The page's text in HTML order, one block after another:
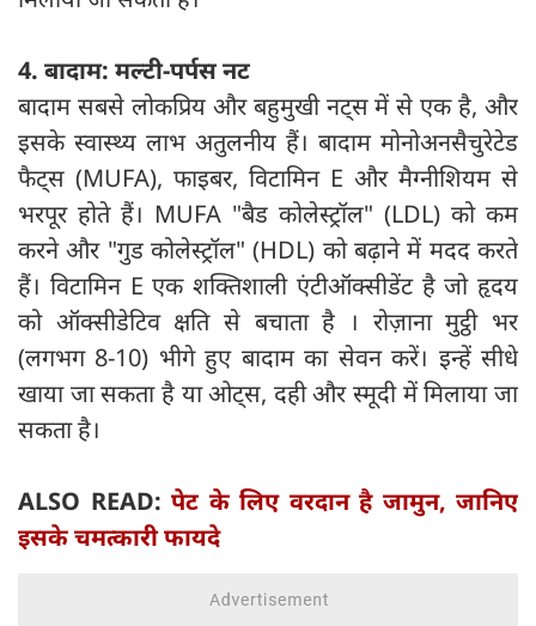
4. बादाम: मल्टी-पर्पस नट
बादाम सबसे लोकप्रिय और बहुमुखी नट्स में से एक है, और
इसके स्वास्थ्य लाभ अतुलनीय हैं। बादाम मोनोअनसैचुरेटेड
फैट्स (MUFA), फाइबर, विटामिन E और मैग्नीशियम से
भरपूर होते हैं। MUFA "बैड कोलेस्ट्रॉल" (LDL) को कम
करने और "गुड कोलेस्ट्रॉल" (HDL) को बढ़ाने में मदद करते
हैं। विटामिन E एक शक्तिशाली एंटीऑक्सीडेंट है जो हृदय
को ऑक्सीडेटिव क्षति से बचाता है । रोज़ाना मुट्ठी भर
(लगभग 8-10) भीगे हुए बादाम का सेवन करें। इन्हें सीधे
खाया जा सकता है या ओट्स, दही और स्मूदी में मिलाया जा
सकता है।
ALSO READ: पेट के लिए वरदान है जामुन, जानिए
इसके चमत्कारी फायदे